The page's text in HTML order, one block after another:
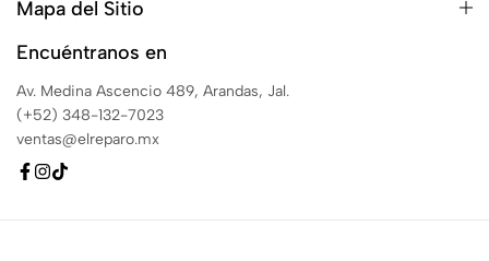
Mapa del Sitio
Encuéntranos en
Av. Medina Ascencio 489, Arandas, Jal.
(+52) 348-132-7023
ventas@elreparo.mx